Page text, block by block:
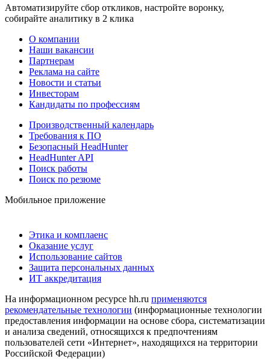
Автоматизируйте сбор откликов, настройте воронку,
собирайте аналитику в 2 клика
О компании
Наши вакансии
Партнерам
Реклама на сайте
Новости и статьи
Инвесторам
Кандидаты по профессиям
Производственный календарь
Требования к ПО
Безопасный HeadHunter
HeadHunter API
Поиск работы
Поиск по резюме
Мобильное приложение
Этика и комплаенс
Оказание услуг
Использование сайтов
Защита персональных данных
ИТ аккредитация
На информационном ресурсе hh.ru применяются
рекомендательные технологии (информационные технологии
предоставления информации на основе сбора, систематизации
и анализа сведений, относящихся к предпочтениям
пользователей сети «Интернет», находящихся на территории
Российской Федерации)